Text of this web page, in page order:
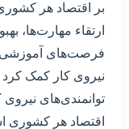
بر اقتصاد هر
ارتقاء مهارت‌ها،
فرصت‌های آموزشی،
نیروی کار کمک کرد
توانمندی‌های نیروی
اقتصاد هر کشوری